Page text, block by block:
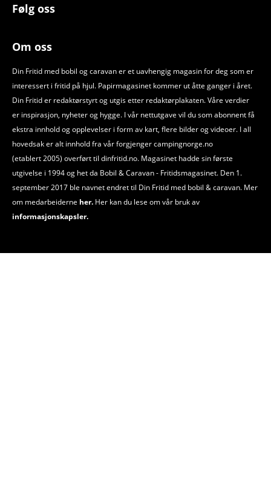
Følg oss
Om oss
Din Fritid med bobil og caravan er et uavhengig magasin for deg som er
interessert i fritid på hjul. Papirmagasinet kommer ut åtte ganger i året.
Din Fritid er redaktørstyrt og utgis etter redaktørplakaten. Våre verdier
er inspirasjon, nyheter og hygge. I vår nettutgave vil du som abonnent få
ekstra innhold og opplevelser i form av kart, flere bilder og videoer. I all
hovedsak er alt innhold fra vår forgjenger campingnorge.no
(etablert 2005) overført til dinfritid.no. Magasinet hadde sin første
utgivelse i 1994 og het da Bobil &Caravan - Fritidsmagasinet. Den 1.
september 2017 ble navnet endret til Din Fritid med bobil &caravan. Mer
om medarbeiderne her. Her kan du lese om vår bruk av
informasjonskapsler.